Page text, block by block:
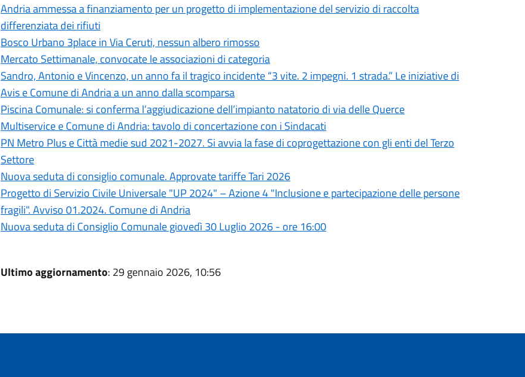
Andria ammessa a finanziamento per un progetto di implementazione del servizio di raccolta
differenziata dei rifiuti
Bosco Urbano 3place in Via Ceruti, nessun albero rimosso
Mercato Settimanale, convocate le associazioni di categoria
Sandro, Antonio e Vincenzo, un anno fa il tragico incidente “3 vite. 2 impegni. 1 strada.” Le iniziative di
Avis e Comune di Andria a un anno dalla scomparsa
Piscina Comunale: si conferma l’aggiudicazione dell’impianto natatorio di via delle Querce
Multiservice e Comune di Andria: tavolo di concertazione con i Sindacati
PN Metro Plus e Città medie sud 2021-2027. Si avvia la fase di coprogettazione con gli enti del Terzo
Settore
Nuova seduta di consiglio comunale. Approvate tariffe Tari 2026
Progetto di Servizio Civile Universale "UP 2024" – Azione 4 "Inclusione e partecipazione delle persone
fragili". Avviso 01.2024. Comune di Andria
Nuova seduta di Consiglio Comunale giovedì 30 Luglio 2026 - ore 16:00
Ultimo aggiornamento: 29 gennaio 2026, 10:56